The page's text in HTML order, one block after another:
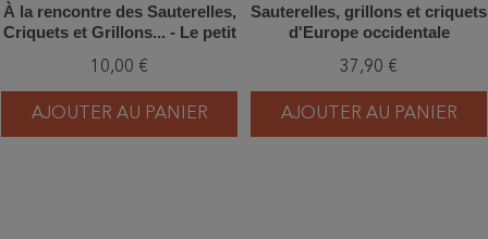
À la rencontre des Sauterelles,
Criquets et Grillons... - Le petit
herbe
10,00 €
AJOUTER AU PANIER
Sauterelles, grillons et criquets
d'Europe occidentale
37,90 €
AJOUTER AU PANIER